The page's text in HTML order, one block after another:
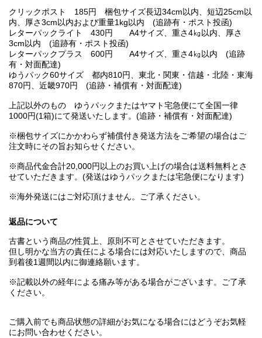
クリックポスト 185円 梱包サイズ長辺34cm以内、短辺25cm以
内、厚さ3cm以内および重量1kg以内 (追跡有・ポスト投函)
レターパックライト 430円 A4サイズ、重さ4㎏以内、厚さ
3cm以内 (追跡有・ポスト投函)
レターパックプラス 600円 A4サイズ、重さ4㎏以内 (追跡
有・対面配達)
ゆうパック60サイズ 都内810円、東北・関東・信越・北陸・東海
870円、近畿970円 (追跡・補償有・対面配達)
上記以外のもの ゆうパックまたはヤマト宅急便にて全国一律
1000円(1箱)にて発送いたします。(追跡・補償有・対面配達)
※梱包サイズにかかわらず補償付き発送方法をご希望の場合はご
注文時にその旨お知らせください。
※商品代金合計20,000円以上のお買い上げの場合は送料無料とさ
せていただきます。(発送はゆうパックまたは宅急便になります)
※海外発送にはご対応頂けません。ご了承ください。
返品について
古書という商品の性質上、原則不可とさせていただきます。
但し明かな当方の責任による場合には対応いたしますので、商品
到着後1週間以内に御連絡願います。
※記載以外の経年による痛み等がある場合がございます。ご了承
ください。
ご購入前でも商品状態の詳細がお気になる場合にはどうぞお気軽
にお問い合わせください。